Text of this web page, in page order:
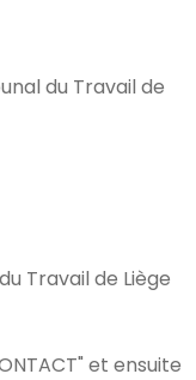
du Travail de
Travail de Liège
et ensuite